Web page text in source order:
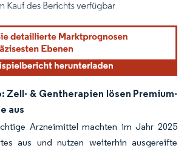
Zell- & Gentherapien lösen Premium-
aus
Arzneimittel machten im Jahr 2025
aus und nutzen weiterhin ausgereifte